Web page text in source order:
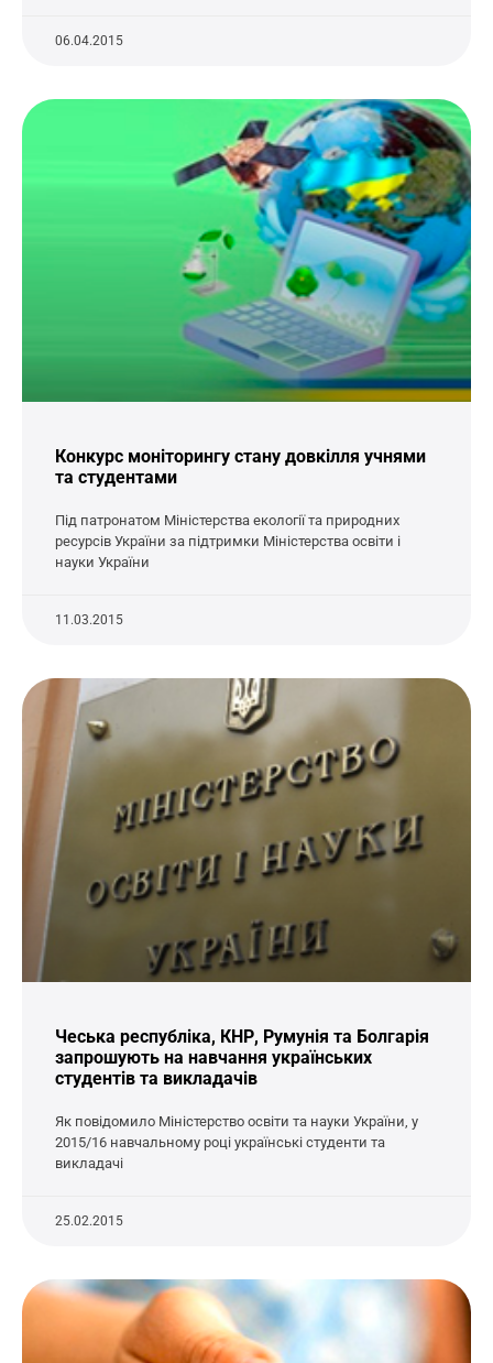
06.04.2015
Конкурс моніторингу стану довкілля учнями
та студентами
Під патронатом Міністерства екології та природних
ресурсів України за підтримки Міністерства освіти і
науки України
11.03.2015
Чеська республіка, КНР, Румунія та Болгарія
запрошують на навчання українських
студентів та викладачів
Як повідомило Міністерство освіти та науки України, у
2015/16 навчальному році українські студенти та
викладачі
25.02.2015